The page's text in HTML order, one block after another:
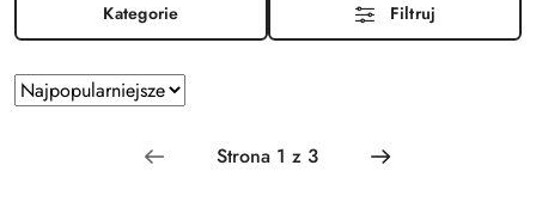
Kategorie Filtruj
Zastosowano
sortowanie:
Najpopularniejsze.
Sortuj
według